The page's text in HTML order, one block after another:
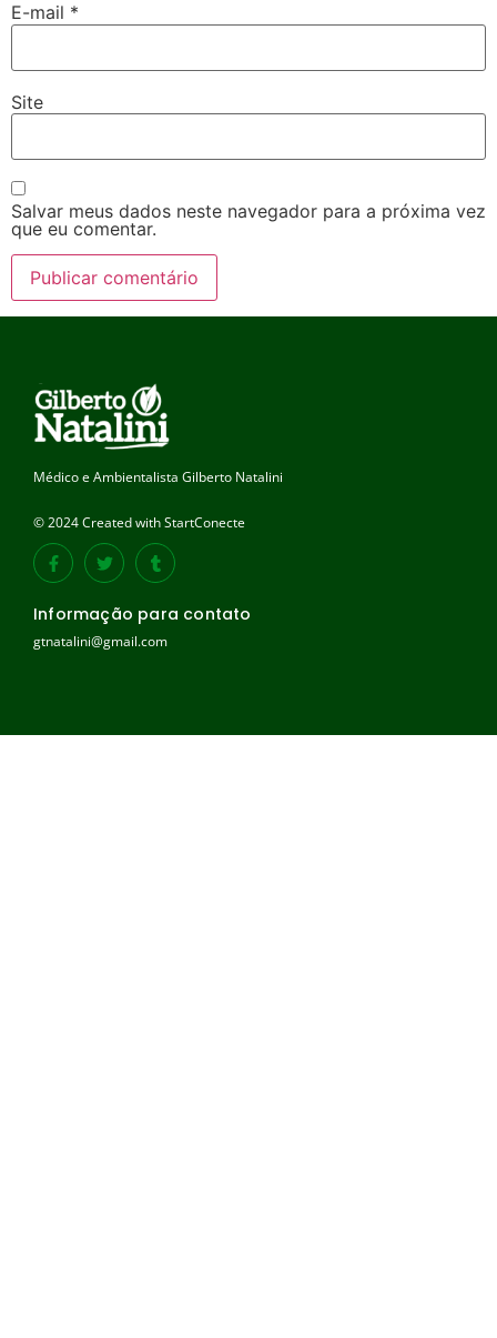
E-mail *
Site
Salvar meus dados neste navegador para a próxima vez
que eu comentar.
Médico e Ambientalista Gilberto Natalini
© 2024 Created with StartConecte
Informação para contato
gtnatalini@gmail.com